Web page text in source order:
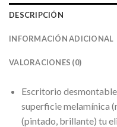
DESCRIPCIÓN
INFORMACIÓN ADICIONAL
VALORACIONES (0)
Escritorio
superficie melamínica
(pintado, brillante) tu